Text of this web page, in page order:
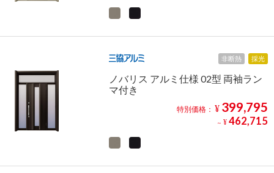
非断熱 採光
ノバリス アルミ仕様 02型 両袖ラン
マ付き
特別価格： ¥ 399,795
～ ¥ 462,715